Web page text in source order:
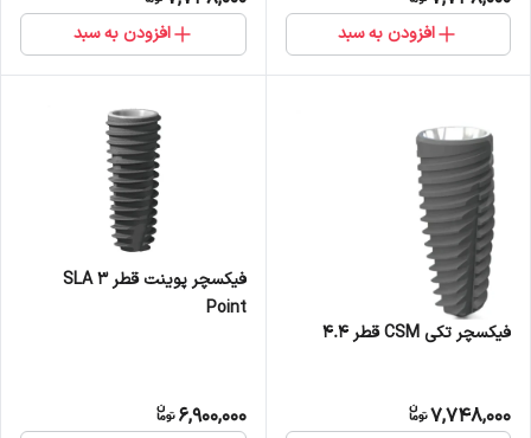
افزودن به سبد افزودن به سبد
فیکسچر تکی CSM قطر 4.4
7,748,000
فیکسچر پوینت قطر 3 SLA
Point
6,900,000